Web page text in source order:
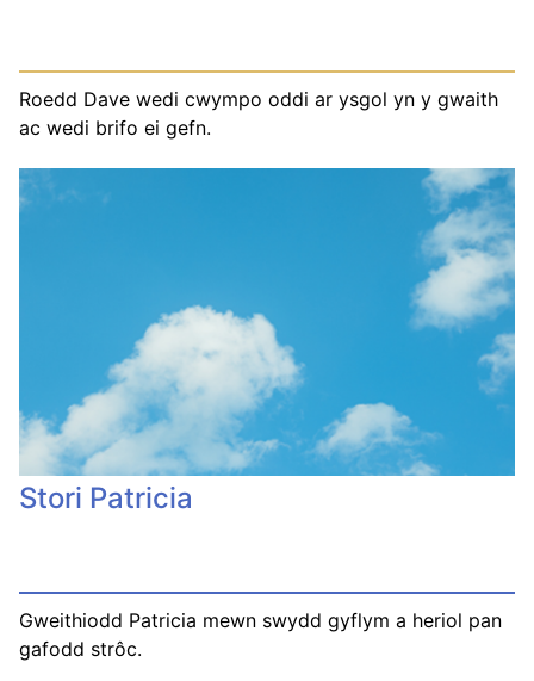
Roedd Dave wedi cwympo oddi ar ysgol yn y gwaith
ac wedi brifo ei gefn.
Stori Patricia
Gweithiodd Patricia mewn swydd gyflym a heriol pan
gafodd strôc.